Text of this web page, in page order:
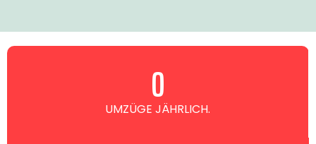
UMZÜGE JÄHRLICH.
0